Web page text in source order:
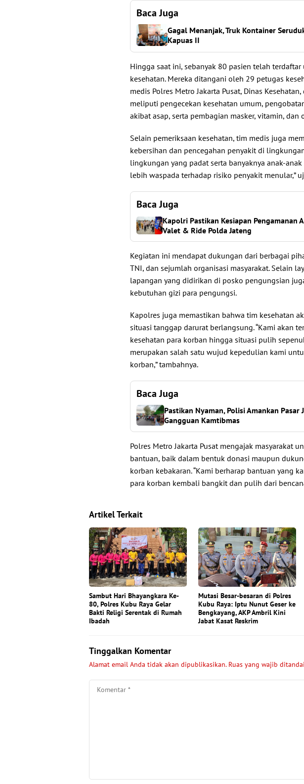
Baca Juga
Gagal Menanjak, Truk Kontainer
Kapuas II
Hingga saat ini, sebanyak 80 pasien telah
kesehatan. Mereka ditangani oleh 29 petugas
medis Polres Metro Jakarta Pusat, Dinas
meliputi pengecekan kesehatan umum,
akibat asap, serta pembagian masker, vitamin, dan
Selain pemeriksaan kesehatan, tim medis juga
kebersihan dan pencegahan penyakit di
lingkungan yang padat serta banyaknya anak-
lebih waspada terhadap risiko penyakit menular,”
Baca Juga
Kapolri Pastikan Kesiapan Pengamanan
Valet & Ride Polda Jateng
Kegiatan ini mendapat dukungan dari berbagai
TNI, dan sejumlah organisasi masyarakat. Selain
lapangan yang didirikan di posko pengungsian
kebutuhan gizi para pengungsi.
Kapolres juga memastikan bahwa tim kesehatan
situasi tanggap darurat berlangsung. “Kami akan
kesehatan para korban hingga situasi pulih
merupakan salah satu wujud kepedulian kami
korban,” tambahnya.
Baca Juga
Pastikan Nyaman, Polisi Amankan Pasar
Gangguan Kamtibmas
Polres Metro Jakarta Pusat mengajak masyarakat
bantuan, baik dalam bentuk donasi maupun
korban kebakaran. “Kami berharap bantuan yang
para korban kembali bangkit dan pulih dari
Artikel Terkait
Sambut Hari Bhayangkara Ke-
80, Polres Kubu Raya Gelar
Bakti Religi Serentak di Rumah
Ibadah
Mutasi Besar-besaran di Polres
Kubu Raya: Iptu Nunut Geser ke
Bengkayang, AKP Ambril Kini
Jabat Kasat Reskrim
Tinggalkan Komentar
Alamat email Anda tidak akan dipublikasikan. Ruas yang wajib ditandai